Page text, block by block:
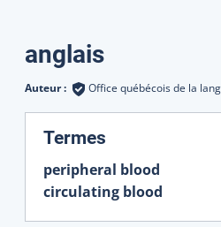
Traductions
anglais
Auteur : Office québécois de la
Termes
peripheral blood
circulating blood